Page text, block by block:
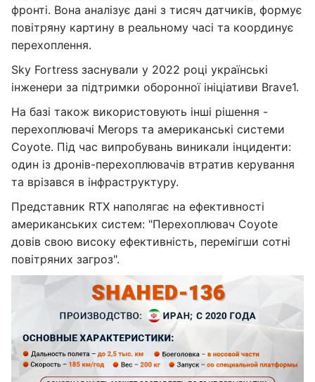
фронті. Вона аналізує дані з тисяч датчиків, формує
повітряну картину в реальному часі та координує
перехоплення.
Sky Fortress заснували у 2022 році українські
інженери за підтримки оборонної ініціативи Brave1.
На базі також використовують інші рішення -
перехоплювачі Merops та американські системи
Coyote. Під час випробувань виникали інциденти:
один із дронів-перехоплювачів втратив керування
та врізався в інфраструктуру.
Представник RTX наполягає на ефективності
американських систем: "Перехоплювач Coyote
довів свою високу ефективність, перемігши сотні
повітряних загроз".